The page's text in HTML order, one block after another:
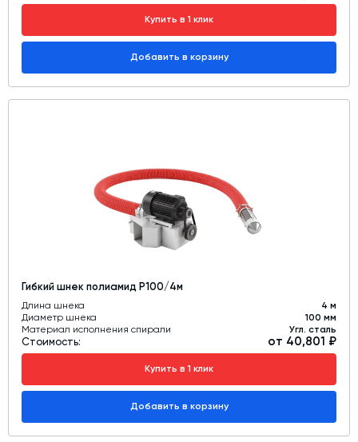
Купить в 1 клик
Добавить в корзину
Гибкий шнек полиамид Р100/4м
Длина шнека
4 м
Диаметр шнека
100 мм
Материал исполнения спирали
Угл. сталь
Стоимость: от 40,801 ₽
Купить в 1 клик
Добавить в корзину